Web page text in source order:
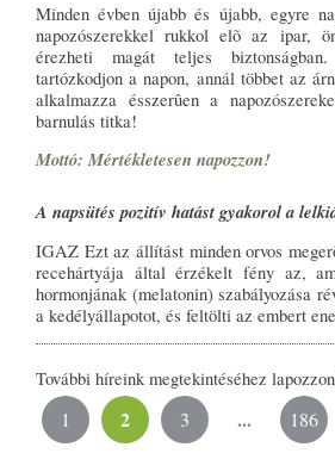
Minden évben újabb és újabb, egyre
napozószerekkel rukkol elõ az ipar,
érezheti magát teljes
tartózkodjon a napon, annál többet az
alkalmazza ésszerûen a
barnulás titka!
Mottó: Mértékletesen napozzon!
A napsütés pozitív hatást gyakorol a
IGAZ Ezt az állítást minden orvos
recehártyája által érzékelt fény az,
hormonjának (melatonin) szabályozása
a kedélyállapotot, és feltölti az embert
További híreink megtekintéséhez
1 2 3 ... 186